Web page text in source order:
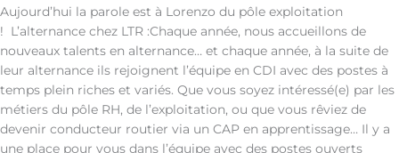
Aujourd’hui la parole est à Lorenzo du pôle exploitation
! L’alternance chez LTR :Chaque année, nous accueillons de
nouveaux talents en alternance… et chaque année, à la suite de
leur alternance ils rejoignent l’équipe en CDI avec des postes à
temps plein riches et variés. Que vous soyez intéressé(e) par les
métiers du pôle RH, de l’exploitation, ou que vous rêviez de
devenir conducteur routier via un CAP en apprentissage… Il y a
une place pour vous dans l’équipe avec des postes ouverts